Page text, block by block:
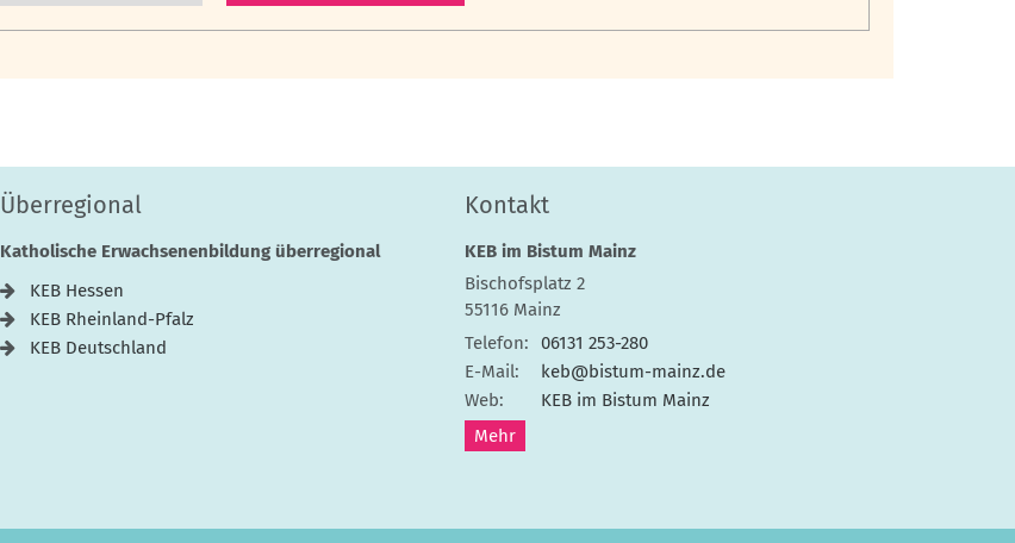
Überregional
Katholische Erwachsenenbildung überregional
KEB Hessen
KEB Rheinland-Pfalz
KEB Deutschland
Kontakt
KEB im Bistum Mainz
Bischofsplatz 2
55116 Mainz
Telefon:
06131 253-280
E-Mail:
keb@bistum-mainz.de
Web:
KEB im Bistum Mainz
Mehr